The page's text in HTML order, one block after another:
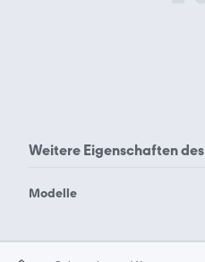
Weitere Eigenschaften des
Modelle